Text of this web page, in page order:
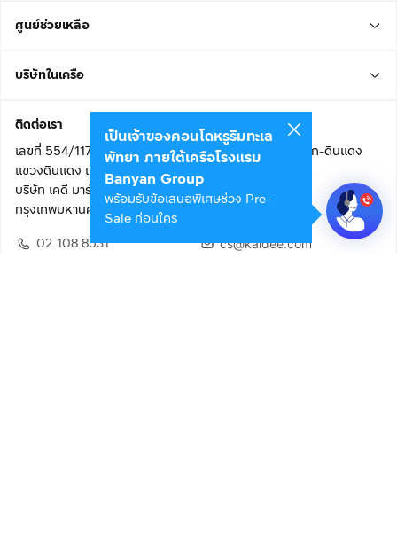
ศูนย์ช่วยเหลือ
บริษัทในเครือ
ติดต่อเรา
เลขที่ 554/117 อาคารสกายไนน์ เซ็นเตอร์ ชั้น 22 ถนนอโศก-ดินแดง
แขวงดินแดง เขตดินแดง
บริษัท เคดี มาร์เก็ตเพลส จำกัด (สำนักงานใหญ่)
กรุงเทพมหานคร 10400
02 108 8531
cs@kaidee.com
เป็นเจ้าของคอนโดหรูริมทะเล
พัทยา ภายใต้เครือโรงแรม
Banyan Group
พร้อมรับข้อเสนอพิเศษช่วง Pre-
Sale ก่อนใคร